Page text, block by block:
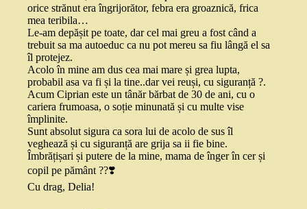
orice strănut era îngrijorător, febra era groaznică, frica
mea teribila…
Le-am depășit pe toate, dar cel mai greu a fost când a
trebuit sa ma autoeduc ca nu pot mereu sa fiu lângă el sa
îl protejez.
Acolo în mine am dus cea mai mare și grea lupta,
probabil asa va fi și la tine..dar vei reuși, cu siguranță ?.
Acum Ciprian este un tânăr bărbat de 30 de ani, cu o
cariera frumoasa, o soție minunată și cu multe vise
împlinite.
Sunt absolut sigura ca sora lui de acolo de sus îl
veghează și cu siguranță are grija sa ii fie bine.
Îmbrățișari și putere de la mine, mama de înger în cer și
copil pe pământ ??❣️
Cu drag, Delia!